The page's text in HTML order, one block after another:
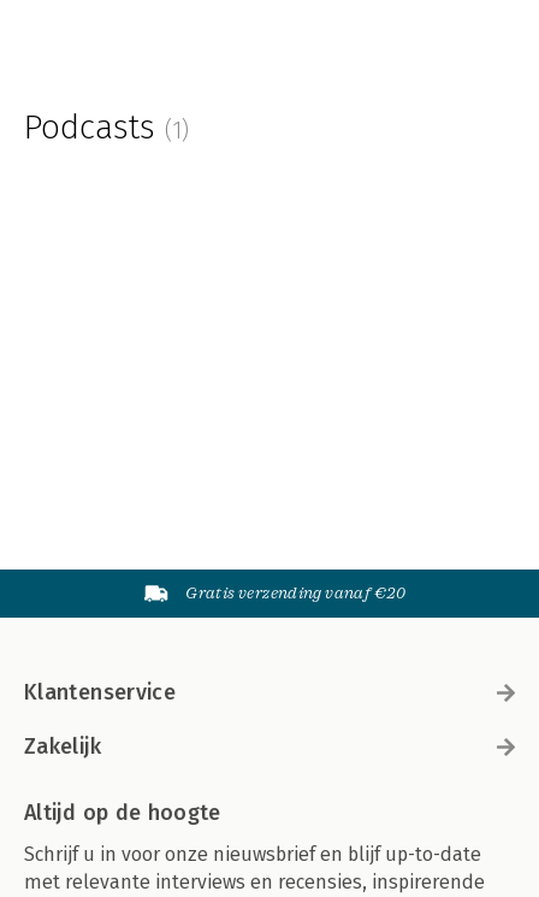
Podcasts (1)
Gratis verzending vanaf €20
Klantenservice
Zakelijk
Altijd op de hoogte
Schrijf u in voor onze nieuwsbrief en blijf up-to-date
met relevante interviews en recensies, inspirerende